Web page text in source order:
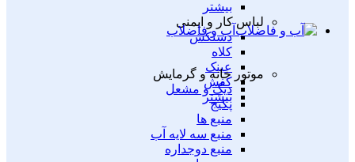
بیشتر
لباس کار و ایمنی
دستکش
کلاه
عینک
کفش
بیشتر
آب و فاضلاب
موتور خانه و گرمایش
دیگ و مشعل
پکیج
منبع ها
منبع سه لایه آب
منبع دوجداره